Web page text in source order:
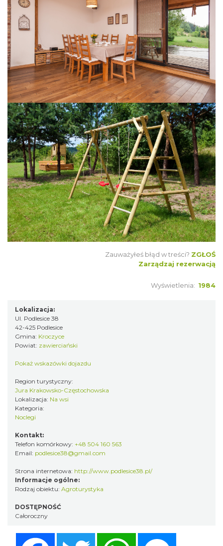
Zauważyłeś błąd w treści? ZGŁOŚ
Zarządzaj rezerwacją
Wyświetlenia: 1984
Lokalizacja:
Ul. Podlesice 38
42-425 Podlesice
Gmina: Kroczyce
Powiat: zawierciański
Pokaż wskazówki dojazdu
Region turystyczny:
Jura Krakowsko-Częstochowska
Lokalizacja: Na wsi
Kategoria:
Noclegi
Kontakt:
Telefon komórkowy: +48 504 160 563
Email: podlesice38@gmail.com
Strona internetowa: http://www.podlesice38.pl/
Informacje ogólne:
Rodzaj obiektu: Agroturystyka
DOSTĘPNOŚĆ
Całoroczny
Twitter WhatsApp